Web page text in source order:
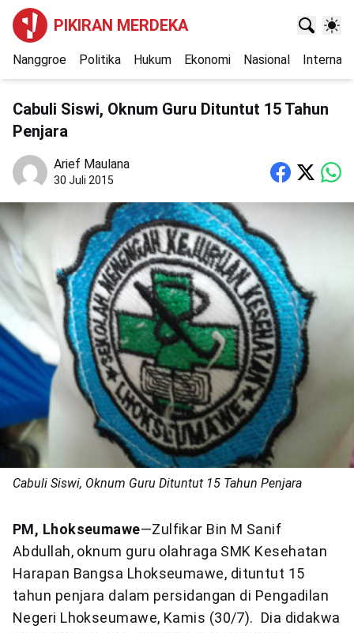
PIKIRAN MERDEKA
Nanggroe Politika Hukum Ekonomi Nasional
Cabuli Siswi, Oknum Guru Dituntut 15 Tahun
Penjara
Arief Maulana
30 Juli 2015
Cabuli Siswi, Oknum Guru Dituntut 15 Tahun Penjara
PM, Lhokseumawe—Zulfikar Bin M Sanif
Abdullah, oknum guru olahraga SMK Kesehatan
Harapan Bangsa Lhokseumawe, dituntut 15
tahun penjara dalam persidangan di Pengadilan
Negeri Lhokseumawe, Kamis (30/7). Dia didakwa